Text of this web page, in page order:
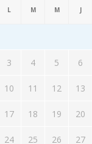
L M M J
3 4 5 6
10 11 12 13
17 18 19 20
24 25 26 27